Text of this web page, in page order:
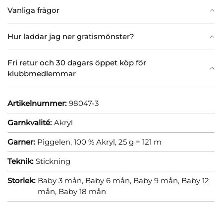
Vanliga frågor
Hur laddar jag ner gratismönster?
Fri retur och 30 dagars öppet köp för
klubbmedlemmar
Artikelnummer: 98047-3
Garnkvalité: Akryl
Garner: Piggelen, 100 % Akryl, 25 g = 121 m
Teknik: Stickning
Storlek: Baby 3 mån, Baby 6 mån, Baby 9 mån, Baby 12
mån, Baby 18 mån